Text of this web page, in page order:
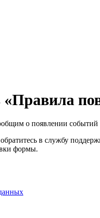
о появлении событий
в службу
формы.